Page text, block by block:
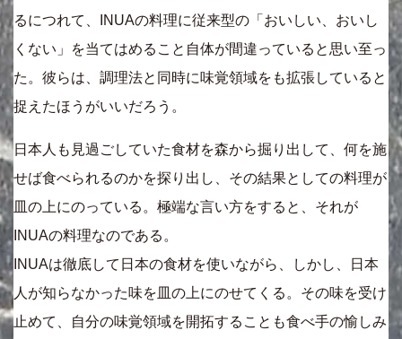
るにつれて、INUAの料理に従来型の「おいしい、おいし
くない」を当てはめること自体が間違っていると思い至っ
た。彼らは、調理法と同時に味覚領域をも拡張していると
捉えたほうがいいだろう。
日本人も見過ごしていた食材を森から掘り出して、何を施
せば食べられるのかを探り出し、その結果としての料理が
皿の上にのっている。極端な言い方をすると、それが
INUAの料理なのである。
INUAは徹底して日本の食材を使いながら、しかし、日本
人が知らなかった味を皿の上にのせてくる。その味を受け
止めて、自分の味覚領域を開拓することも食べ手の愉しみ